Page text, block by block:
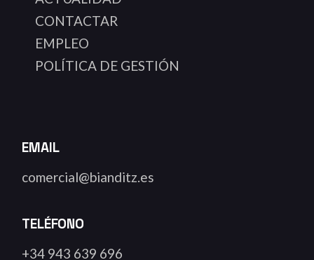
CONTACTAR
EMPLEO
POLÍTICA DE GESTIÓN
EMAIL
comercial@bianditz.es
TELÉFONO
+34 943 639 696